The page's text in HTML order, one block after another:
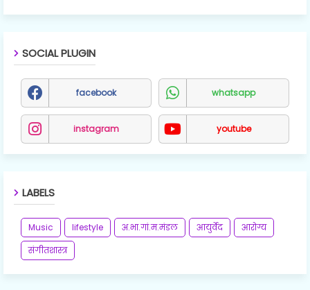
SOCIAL PLUGIN
facebook whatsapp
instagram youtube
LABELS
Music lifestyle अ.भा.गां.म.मंडल आयुर्वेद
आरोग्य
संगीतशास्त्र